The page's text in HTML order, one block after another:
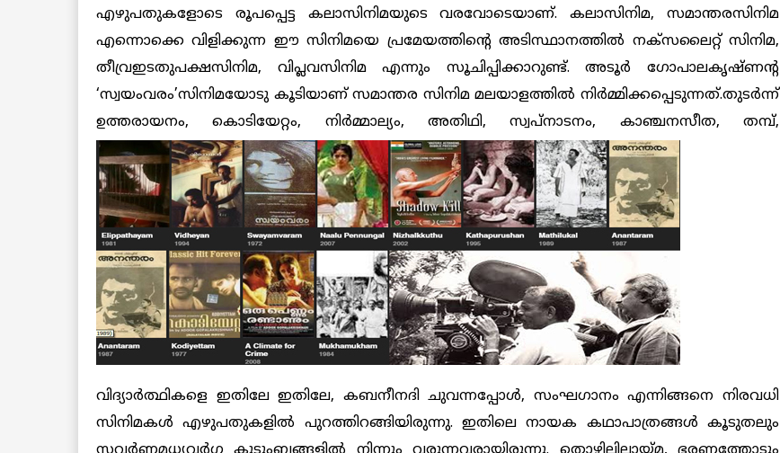
എഴുപതുകളോടെ രൂപപ്പെട്ട കലാസിനിമയുടെ വരവോടെയാണ്. കലാസിനിമ, സമാന്തരസിനിമ
എന്നൊക്കെ വിളിക്കുന്ന ഈ സിനിമയെ പ്രമേയത്തിന്റെ അടിസ്ഥാനത്തില്‍ നക്‌സലൈറ്റ് സിനിമ,
തീവ്രഇടതുപക്ഷസിനിമ, വിപ്ലവസിനിമ എന്നും സൂചിപ്പിക്കാറുണ്ട്. അടൂര്‍ ഗോപാലകൃഷ്ണന്റ
‘സ്വയംവരം’സിനിമയോടു കൂടിയാണ് സമാന്തര സിനിമ മലയാളത്തില്‍ നിര്‍മ്മിക്കപ്പെടുന്നത്.തുടര്‍ന്ന്
ഉത്തരായനം, കൊടിയേറ്റം, നിര്‍മ്മാല്യം, അതിഥി, സ്വപ്നാടനം, കാഞ്ചനസീത, തമ്പ്,
വിദ്യാര്‍ത്ഥികളെ ഇതിലേ ഇതിലേ, കബനീനദി ചുവന്നപ്പോള്‍, സംഘഗാനം എന്നിങ്ങനെ നിരവധി
സിനിമകള്‍ എഴുപതുകളില്‍ പുറത്തിറങ്ങിയിരുന്നു. ഇതിലെ നായക കഥാപാത്രങ്ങള്‍ കൂടുതലും